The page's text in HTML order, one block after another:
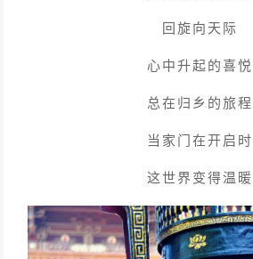
回旋向天际
心中升起的喜悦
总在归乡的旅程
当家门在开启时
这世界变得温暖